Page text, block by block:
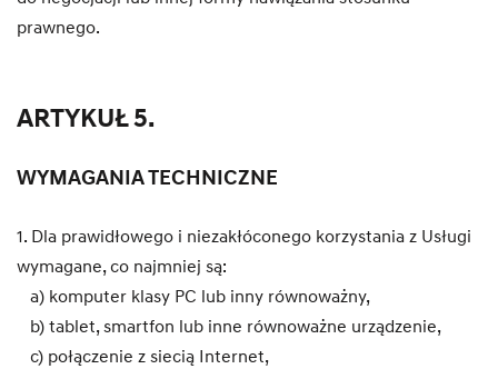
prawnego.
ARTYKUŁ 5.
WYMAGANIA TECHNICZNE
1. Dla prawidłowego i niezakłóconego korzystania z Usługi
wymagane, co najmniej są:
a) komputer klasy PC lub inny równoważny,
b) tablet, smartfon lub inne równoważne urządzenie,
c) połączenie z siecią Internet,